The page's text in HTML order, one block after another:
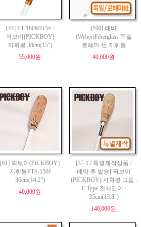
[44] FT-180MH/W /
픽보이(PICKBOY)
지휘봉 38cm(15")
55,000원
[100] 베버
(Weber)Fiberglass 독일
로헤마 社 지휘봉
40,000원
[61] 픽보이(PICKBOY)
지휘봉FTS-150J
36cm(14.2")
40,000원
[37-1 / 특별제작상품 /
예약 후 발송] 픽보이
(PICKBOY) 지휘봉 그립 :
E Type 전체길이 :
35cm(13.8")
140,000원